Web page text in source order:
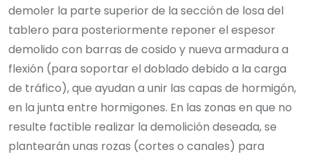
demoler la parte superior de la sección de losa del
tablero para posteriormente reponer el espesor
demolido con barras de cosido y nueva armadura a
flexión (para soportar el doblado debido a la carga
de tráfico), que ayudan a unir las capas de hormigón,
en la junta entre hormigones. En las zonas en que no
resulte factible realizar la demolición deseada, se
plantearán unas rozas (cortes o canales) para